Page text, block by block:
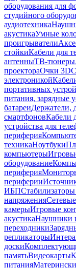
оборудования для
студийного
аудиотехника
акустикаУмные
проигрыватели
стойкиКабели для
антенныТВ-тюнеры
проектораОчки 3D
электроникой
портативных
питания, зарядные
батареиДержатели,
смартфоновКабели
устройства для
периферия
техникаНоутбуки
компьютеры
оборудование
периферия
периферии
ИБП
напряжения
камерыИгровые
акустикаНаушники
переходники
репликаторы
доски
памятьВидеокарты
питания